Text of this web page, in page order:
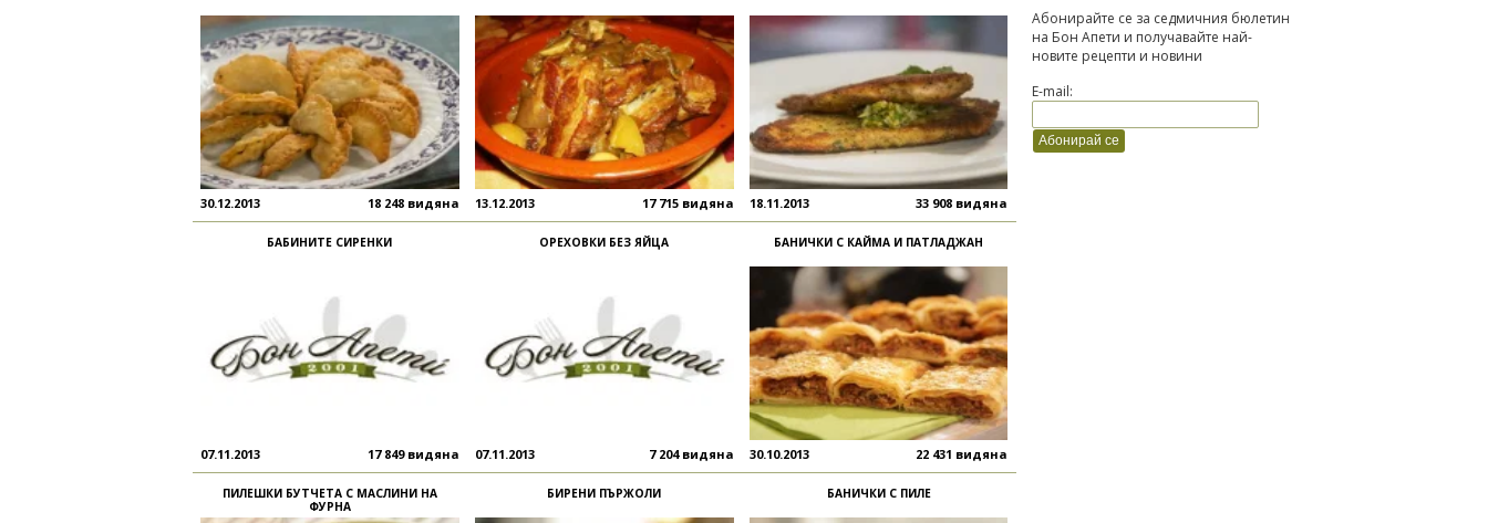
30.12.2013 18 248 видяна 13.12.2013 17 715 видяна 18.11.2013 33 908 видяна
БАБИНИТЕ СИРЕНКИ
07.11.2013 17 849 видяна
ОРЕХОВКИ БЕЗ ЯЙЦА
07.11.2013 7 204 видяна
БАНИЧКИ С КАЙМА И ПАТЛАДЖАН
30.10.2013 22 431 видяна
ПИЛЕШКИ БУТЧЕТА С МАСЛИНИ НА
ФУРНА
БИРЕНИ ПЪРЖОЛИ БАНИЧКИ С ПИЛЕ
Абонирайте се за седмичния бюлетин
на Бон Апети и получавайте най-
новите рецепти и новини
E-mail: